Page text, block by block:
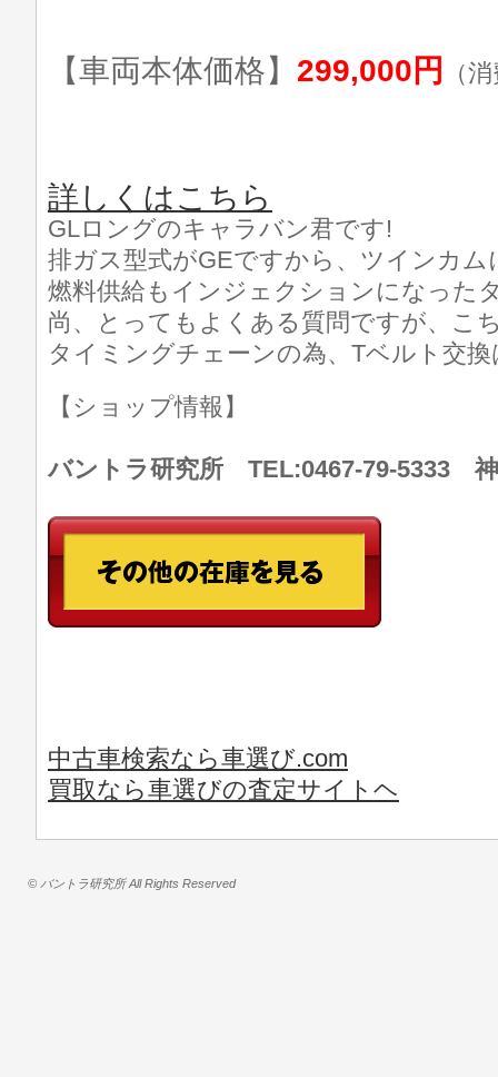
【車両本体価格】 299,000円 （
詳しくはこちら
GLロングのキャラバン君です!
排ガス型式がGEですから、ツインカム
燃料供給もインジェクションになった
尚、とってもよくある質問ですが、こ
タイミングチェーンの為、Tベルト交
【ショップ情報】
バントラ研究所 TEL:0467-79-5333 神
中古車検索なら車選び.com
買取なら車選びの査定サイトヘ
© バントラ研究所 All Rights Reserved